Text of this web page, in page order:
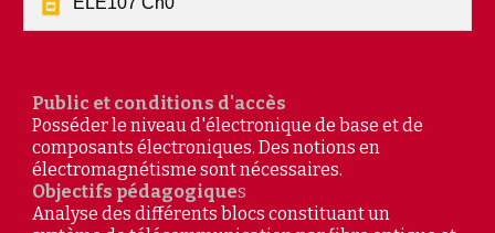
Public et conditions d'accès
Posséder le niveau d'électronique de base et de
composants électroniques. Des notions en
électromagnétisme sont nécessaires.
Objectifs pédagogiques
Analyse des différents blocs constituant un